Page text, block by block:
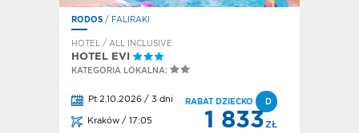
RODOS / FALIRAKI
HOTEL / ALL INCLUSIVE
HOTEL EVI
KATEGORIA LOKALNA:
Pt 2.10.2026 / 3 dni
Kraków / 17:05
RABAT DZIECKO D
1 833ZŁ